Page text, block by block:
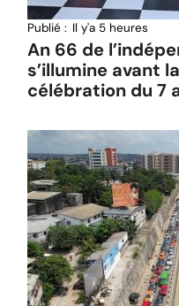
Publié : Il y'a 5 heures
An 66 de
s’illumine avant
célébration du 7